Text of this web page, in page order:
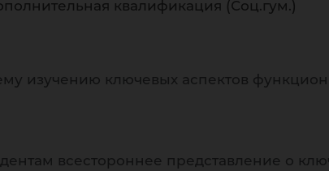
квалификация (Соц.гум.)
изучению ключевых аспектов
всестороннее представление о